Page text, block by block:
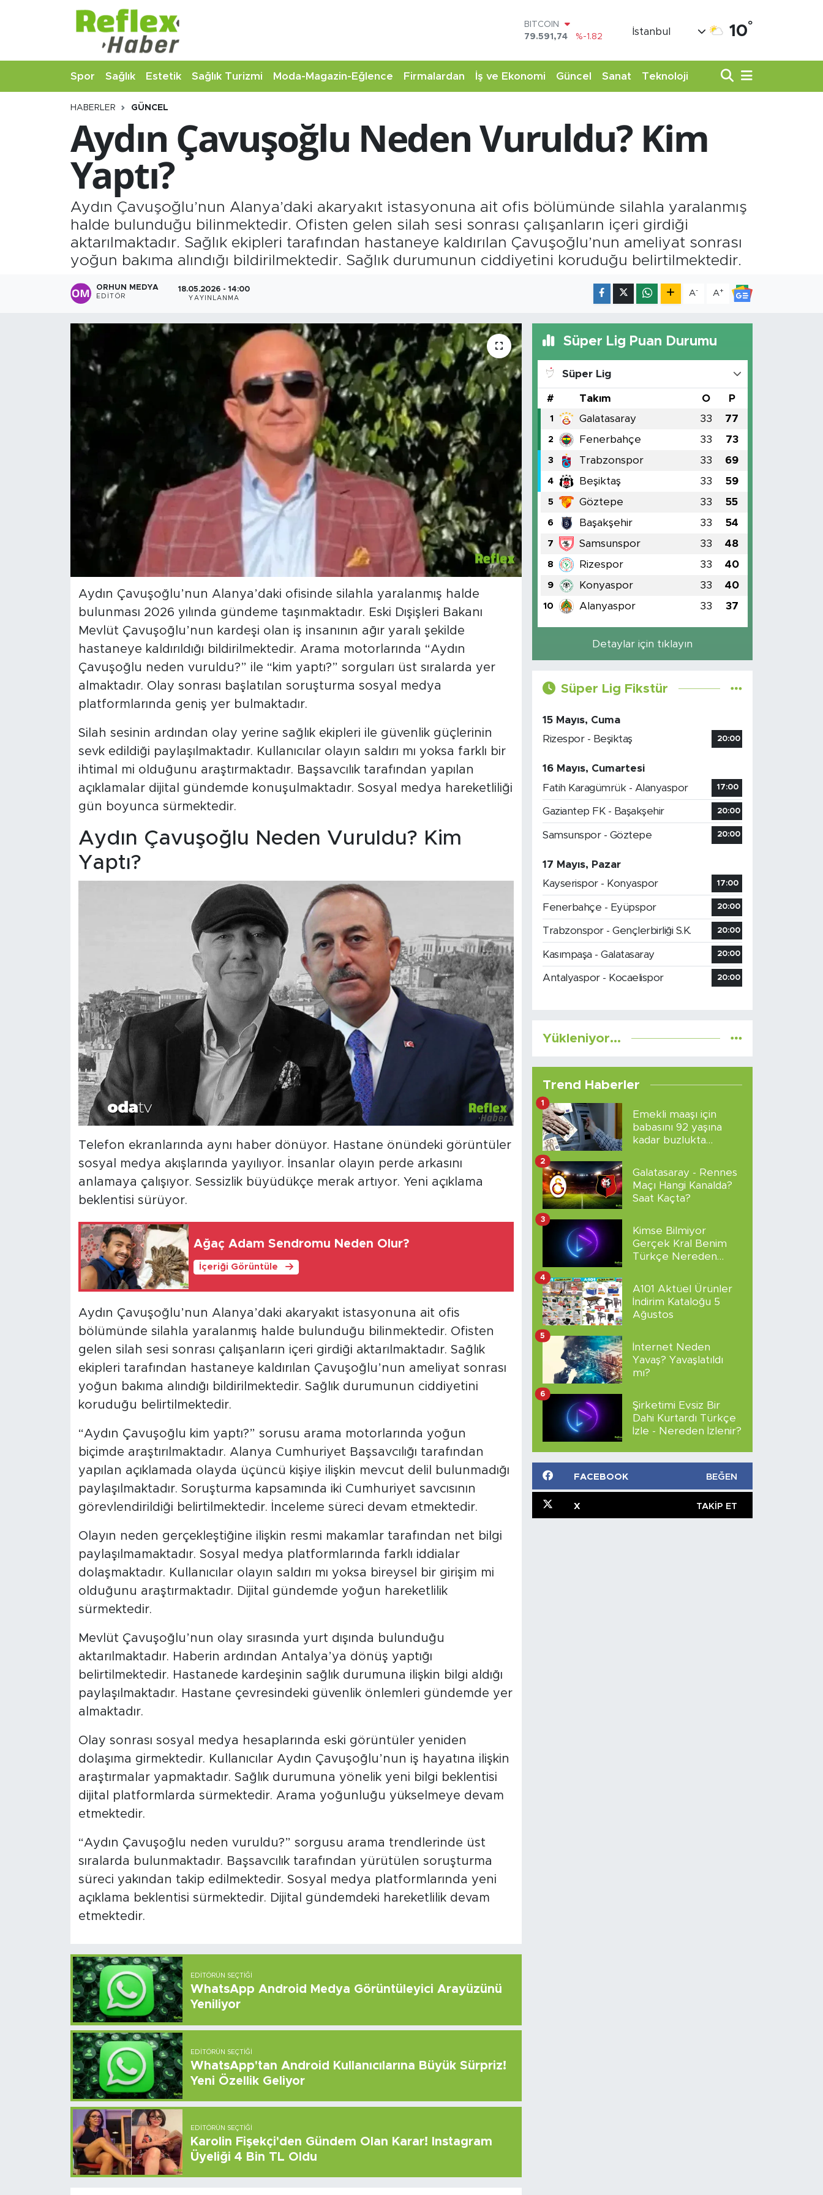
DOLAR
45,43620
%0.02
53,38690
%0.19
STERLİN
14.598,00
%0
BITCOIN
İstanbul 10°
Spor Sağlık Estetik Sağlık Turizmi Moda-Magazin-Eğlence Firmalardan İş ve Ekonomi Güncel Sanat Teknoloji
HABERLER GÜNCEL
Aydın Çavuşoğlu Neden Vuruldu? Kim
Yaptı?
Aydın Çavuşoğlu’nun Alanya’daki akaryakıt istasyonuna ait ofis bölümünde silahla yaralanmış
halde bulunduğu bilinmektedir. Ofisten gelen silah sesi sonrası çalışanların içeri girdiği
aktarılmaktadır. Sağlık ekipleri tarafından hastaneye kaldırılan Çavuşoğlu’nun ameliyat sonrası
yoğun bakıma alındığı bildirilmektedir. Sağlık durumunun ciddiyetini koruduğu belirtilmektedir.
ORHUN MEDYA
EDITÖR
18.05.2026 - 14:00
YAYINLANMA
A- A+
Aydın Çavuşoğlu’nun Alanya’daki ofisinde silahla yaralanmış halde
bulunması 2026 yılında gündeme taşınmaktadır. Eski Dışişleri Bakanı
Mevlüt Çavuşoğlu’nun kardeşi olan iş insanının ağır yaralı şekilde
hastaneye kaldırıldığı bildirilmektedir. Arama motorlarında “Aydın
Çavuşoğlu neden vuruldu?” ile “kim yaptı?” sorguları üst sıralarda yer
almaktadır. Olay sonrası başlatılan soruşturma sosyal medya
platformlarında geniş yer bulmaktadır.
Silah sesinin ardından olay yerine sağlık ekipleri ile güvenlik güçlerinin
sevk edildiği paylaşılmaktadır. Kullanıcılar olayın saldırı mı yoksa farklı bir
ihtimal mi olduğunu araştırmaktadır. Başsavcılık tarafından yapılan
açıklamalar dijital gündemde konuşulmaktadır. Sosyal medya hareketliliği
gün boyunca sürmektedir.
Aydın Çavuşoğlu Neden Vuruldu? Kim
Yaptı?
Telefon ekranlarında aynı haber dönüyor. Hastane önündeki görüntüler
sosyal medya akışlarında yayılıyor. İnsanlar olayın perde arkasını
anlamaya çalışıyor. Sessizlik büyüdükçe merak artıyor. Yeni açıklama
beklentisi sürüyor.
Ağaç Adam Sendromu Neden Olur?
İçeriği Görüntüle
Aydın Çavuşoğlu’nun Alanya’daki akaryakıt istasyonuna ait ofis
bölümünde silahla yaralanmış halde bulunduğu bilinmektedir. Ofisten
gelen silah sesi sonrası çalışanların içeri girdiği aktarılmaktadır. Sağlık
ekipleri tarafından hastaneye kaldırılan Çavuşoğlu’nun ameliyat sonrası
yoğun bakıma alındığı bildirilmektedir. Sağlık durumunun ciddiyetini
koruduğu belirtilmektedir.
“Aydın Çavuşoğlu kim yaptı?” sorusu arama motorlarında yoğun
biçimde araştırılmaktadır. Alanya Cumhuriyet Başsavcılığı tarafından
yapılan açıklamada olayda üçüncü kişiye ilişkin mevcut delil bulunmadığı
paylaşılmaktadır. Soruşturma kapsamında iki Cumhuriyet savcısının
görevlendirildiği belirtilmektedir. İnceleme süreci devam etmektedir.
Olayın neden gerçekleştiğine ilişkin resmi makamlar tarafından net bilgi
paylaşılmamaktadır. Sosyal medya platformlarında farklı iddialar
dolaşmaktadır. Kullanıcılar olayın saldırı mı yoksa bireysel bir girişim mi
olduğunu araştırmaktadır. Dijital gündemde yoğun hareketlilik
sürmektedir.
Mevlüt Çavuşoğlu’nun olay sırasında yurt dışında bulunduğu
aktarılmaktadır. Haberin ardından Antalya’ya dönüş yaptığı
belirtilmektedir. Hastanede kardeşinin sağlık durumuna ilişkin bilgi aldığı
paylaşılmaktadır. Hastane çevresindeki güvenlik önlemleri gündemde yer
almaktadır.
Olay sonrası sosyal medya hesaplarında eski görüntüler yeniden
dolaşıma girmektedir. Kullanıcılar Aydın Çavuşoğlu’nun iş hayatına ilişkin
araştırmalar yapmaktadır. Sağlık durumuna yönelik yeni bilgi beklentisi
dijital platformlarda sürmektedir. Arama yoğunluğu yükselmeye devam
etmektedir.
“Aydın Çavuşoğlu neden vuruldu?” sorgusu arama trendlerinde üst
sıralarda bulunmaktadır. Başsavcılık tarafından yürütülen soruşturma
süreci yakından takip edilmektedir. Sosyal medya platformlarında yeni
açıklama beklentisi sürmektedir. Dijital gündemdeki hareketlilik devam
etmektedir.
EDITÖRÜN SEÇTIĞI
WhatsApp Android Medya Görüntüleyici Arayüzünü
Yeniliyor
EDITÖRÜN SEÇTIĞI
WhatsApp'tan Android Kullanıcılarına Büyük Sürpriz!
Yeni Özellik Geliyor
EDITÖRÜN SEÇTIĞI
Karolin Fişekçi'den Gündem Olan Karar! Instagram
Üyeliği 4 Bin TL Oldu
Süper Lig Puan Durumu
Süper Lig
# Takım O P
1 Galatasaray 33 77
2 Fenerbahçe 33 73
3 Trabzonspor 33 69
4 Beşiktaş 33 59
5 Göztepe 33 55
6 Başakşehir 33 54
7 Samsunspor 33 48
8 Rizespor 33 40
9 Konyaspor 33 40
10 Alanyaspor 33 37
Detaylar için tıklayın
Süper Lig Fikstür
15 Mayıs, Cuma
Rizespor - Beşiktaş
20:00
16 Mayıs, Cumartesi
Fatih Karagümrük - Alanyaspor
17:00
Gaziantep FK - Başakşehir 20:00
Samsunspor - Göztepe 20:00
17 Mayıs, Pazar
Kayserispor - Konyaspor
17:00
Fenerbahçe - Eyüpspor 20:00
Trabzonspor - Gençlerbirliği S.K. 20:00
Kasımpaşa - Galatasaray 20:00
Antalyaspor - Kocaelispor 20:00
Yükleniyor...
Trend Haberler
Emekli maaşı için
babasını 92 yaşına
kadar buzlukta
1
Galatasaray - Rennes
Maçı Hangi Kanalda?
Saat Kaçta?
2
Kimse Bilmiyor
Gerçek Kral Benim
Türkçe Nereden
3
A101 Aktüel Ürünler
İndirim Kataloğu 5
Ağustos
4
İnternet Neden
Yavaş? Yavaşlatıldı
mı?
5
Şirketimi Evsiz Bir
Dahi Kurtardı Türkçe
İzle - Nereden İzlenir?
6
FACEBOOK BEĞEN
X TAKIP ET
Estetik
Firmalardan
İş ve Ekonomi
Moda-Magazin-Eğlence
Sağlık Turizmi
Nöbetçi Eczaneler
Hava Durumu
Namaz Vakitleri
Trafik Durumu
Şampiyonlar Ligi Puan Durumu ve Fikstür
Tüm Manşetler
Haber Arşivi